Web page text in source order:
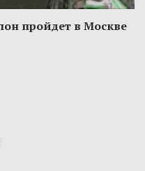
пройдет в Москве